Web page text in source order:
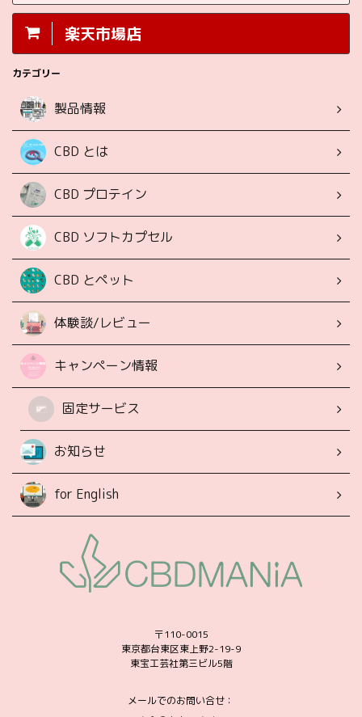
楽天市場店
カテゴリー
製品情報
CBD とは
CBD プロテイン
CBD ソフトカプセル
CBD とペット
体験談/レビュー
キャンペーン情報
固定サービス
お知らせ
for English
〒110-0015
東京都台東区東上野2-19-9
東宝工芸社第三ビル5階
メールでのお問い合せ：